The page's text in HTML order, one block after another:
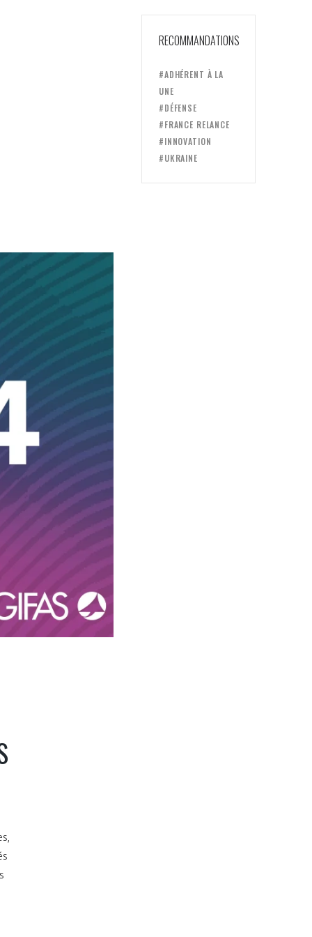
RECOMMANDATIONS
#ADHÉRENT À LA
UNE
#DÉFENSE
#FRANCE RELANCE
#INNOVATION
#UKRAINE